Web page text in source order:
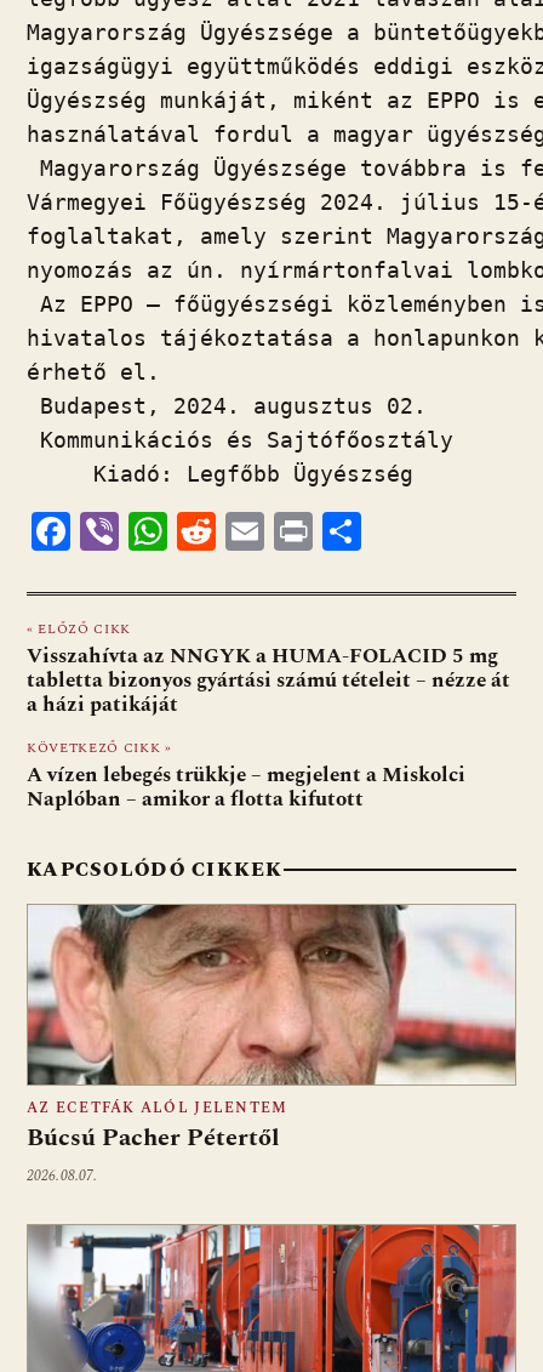
Magyarország Ügyészsége a
igazságügyi együttműködés eddigi
Ügyészség munkáját, miként az EPPO is
használatával fordul a magyar
Magyarország Ügyészsége továbbra is
Vármegyei Főügyészség 2024. július
foglaltakat, amely szerint
nyomozás az ún. nyírmártonfalvai
Az EPPO – főügyészségi
hivatalos tájékoztatása a honlapunkon
érhető el.
Budapest, 2024. augusztus 02.
Kommunikációs és Sajtófőosztály
     Kiadó: Legfőbb Ügyészség
F
e
b
o
o
k
Vi
er
W
at
s
A
p
p
R
d
di
t
E
ai
l
Pr
t za
m
e
« ELŐZŐ CIKK
Visszahívta az NNGYK a HUMA-FOLACID 5 mg
tabletta bizonyos gyártási számú tételeit – nézze át
a házi patikáját
KÖVETKEZŐ CIKK »
A vízen lebegés trükkje – megjelent a Miskolci
Naplóban – amikor a flotta kifutott
KAPCSOLÓDÓ CIKKEK
AZ ECETFÁK ALÓL JELENTEM
Búcsú Pacher Pétertől
2026.08.07.